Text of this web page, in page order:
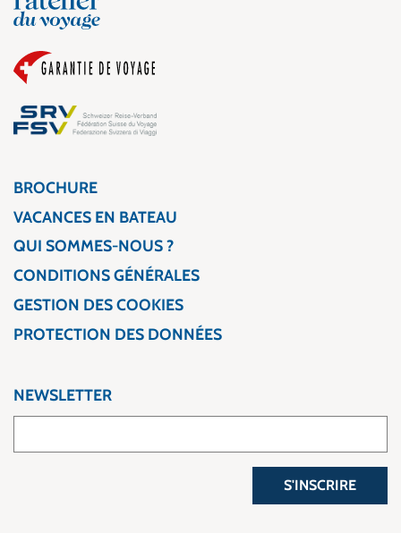
BROCHURE
VACANCES EN BATEAU
QUI SOMMES-NOUS ?
CONDITIONS GÉNÉRALES
GESTION DES COOKIES
PROTECTION DES DONNÉES
NEWSLETTER
S'INSCRIRE